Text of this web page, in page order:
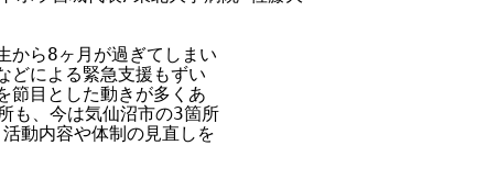
から8ヶ月が過ぎてしまい
どによる緊急支援もずい
節目とした動きが多くあ
も、今は気仙沼市の3箇所
動内容や体制の見直しを